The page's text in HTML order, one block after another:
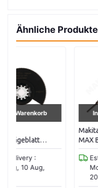
Ähnliche Produkte
In den Warenkorb
Makita NEMESIS SDS-
MAX Bohrer 24x520 B-
Montag, 10 Aug,